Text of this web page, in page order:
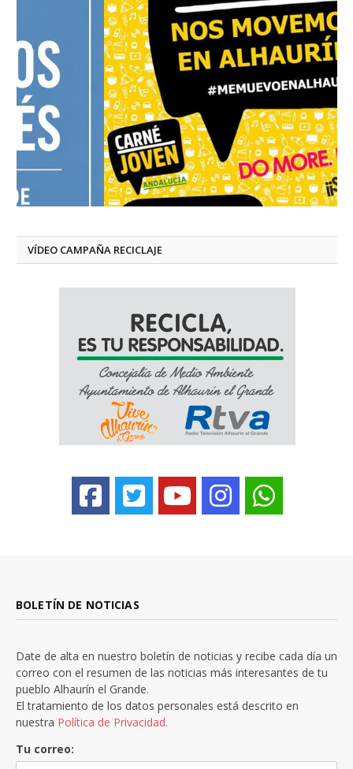
VÍDEO CAMPAÑA RECICLAJE
BOLETÍN DE NOTICIAS
Date de alta en nuestro boletín de noticias y recibe cada día un
correo con el resumen de las noticias más interesantes de tu
pueblo Alhaurín el Grande.
El tratamiento de los datos personales está descrito en
nuestra Política de Privacidad.
Tu correo: